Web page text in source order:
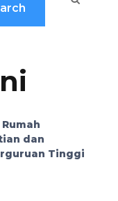
dan
Tinggi